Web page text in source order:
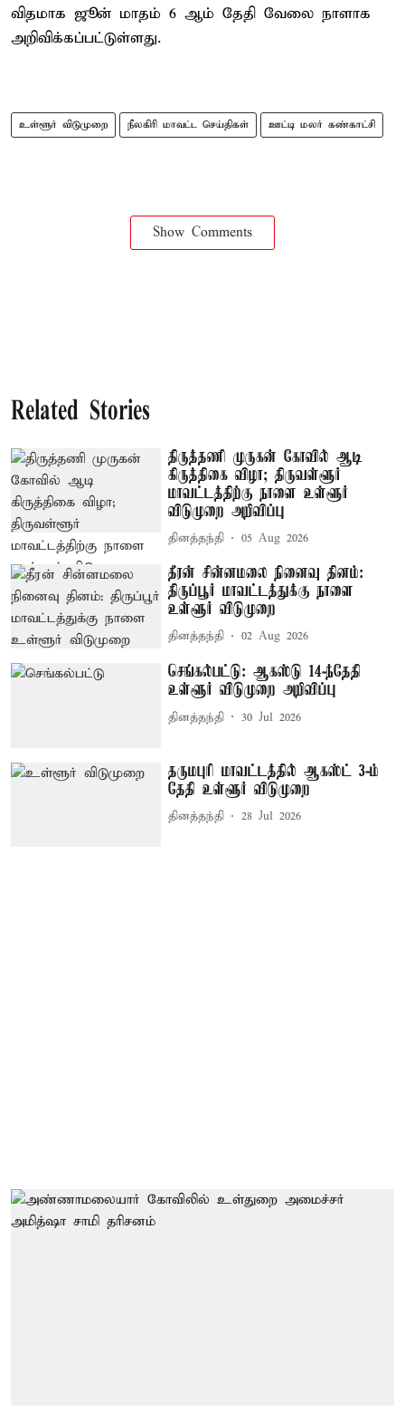
விதமாக ஜூன் மாதம் 6 ஆம் தேதி வேலை நாளாக
அறிவிக்கப்பட்டுள்ளது.
உள்ளூர் விடுமுறை நீலகிரி மாவட்ட செய்திகள் ஊட்டி மலர் கண்காட்சி
Show Comments
Related Stories
திருத்தணி முருகன் கோவில் ஆடி
கிருத்திகை விழா; திருவள்ளூர்
மாவட்டத்திற்கு நாளை உள்ளூர்
விடுமுறை அறிவிப்பு
தினத்தந்தி 05 Aug 2026
தீரன் சின்னமலை நினைவு தினம்:
திருப்பூர் மாவட்டத்துக்கு நாளை
உள்ளூர் விடுமுறை
தினத்தந்தி 02 Aug 2026
செங்கல்பட்டு: ஆகஸ்டு 14-ந்தேதி
உள்ளூர் விடுமுறை அறிவிப்பு
தினத்தந்தி 30 Jul 2026
தருமபுரி மாவட்டத்தில் ஆகஸ்ட் 3-ம்
தேதி உள்ளூர் விடுமுறை
தினத்தந்தி 28 Jul 2026